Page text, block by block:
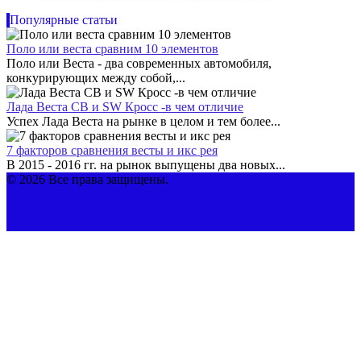
Популярные статьи
Поло или веста сравним 10 элементов
Поло или Веста - два современных автомобиля,
конкурирующих между собой,...
Лада Веста СВ и SW Кросс -в чем отличие
Успех Лада Веста на рынке в целом и тем более...
7 факторов сравнения весты и икс рея
В 2015 - 2016 гг. на рынок выпущены два новых...
© 2026 Все права защищены.